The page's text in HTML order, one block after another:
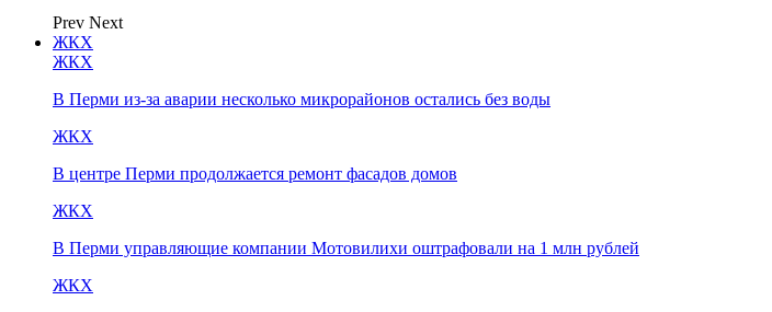
Prev Next
ЖКХ
ЖКХ
В Перми из-за аварии несколько микрорайонов остались без воды
ЖКХ
В центре Перми продолжается ремонт фасадов домов
ЖКХ
В Перми управляющие компании Мотовилихи оштрафовали на 1 млн рублей
ЖКХ